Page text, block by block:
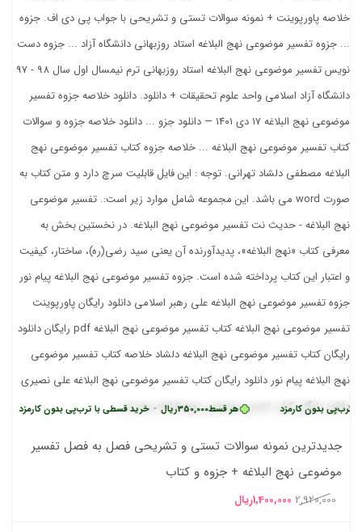
هر قسط350,000ریال • خرید قسطی با ترب‌پی بدون کارمزد کارمزد
جدیدترین نمونه سوالات تستی و تشریحی فصل به فصل تفسیر
موضوعی نهج البلاغه + جزوه و کتاب
2,920,000 قیمت
1,400,000ریال